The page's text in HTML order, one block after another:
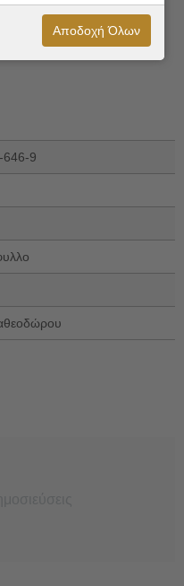
646-9
Αποδοχή Όλων